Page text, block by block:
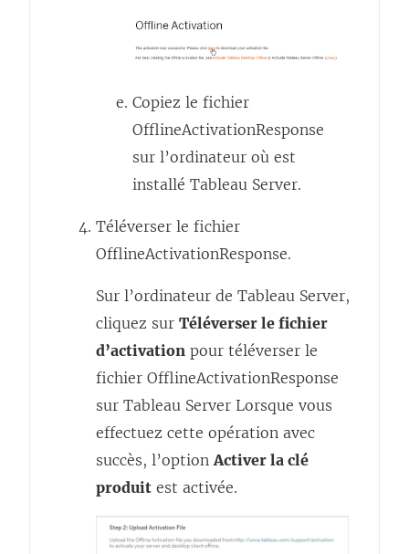
n
o
u
v
e
f
e
n
ê
t
r
Copiez le fichier
OfflineActivationResponse
sur l’ordinateur où est
installé Tableau Server.
Téléverser le fichier
OfflineActivationResponse.
Sur l’ordinateur de Tableau Server,
cliquez sur Téléverser le fichier
d’activation pour téléverser le
fichier OfflineActivationResponse
sur Tableau Server Lorsque vous
effectuez cette opération avec
succès, l’option Activer la clé
produit est activée.